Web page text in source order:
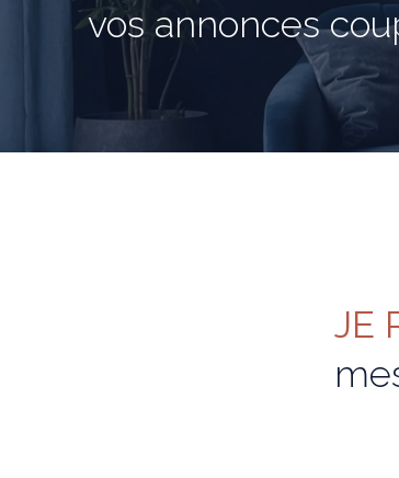
vos annonces
JE